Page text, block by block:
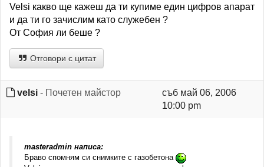
Velsi какво ще кажеш да ти купиме един цифров апарат
и да ти го зачислим като служебен ?
От София ли беше ?
Отговори с цитат
velsi - Почетен майстор
съб май 06, 2006
10:00 pm
masteradmin написа:
Браво спомням си снимките с газобетона